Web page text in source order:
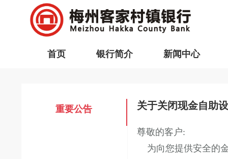
首页 银行简介 新闻中心
重要公告 关于关闭现金自助
尊敬的客户:
为向您提供安全的